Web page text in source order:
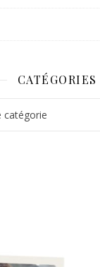
CATÉGORIES